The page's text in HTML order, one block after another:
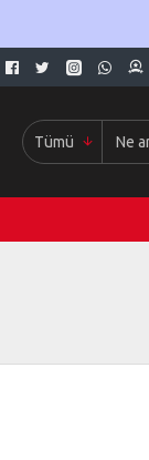
Tümü